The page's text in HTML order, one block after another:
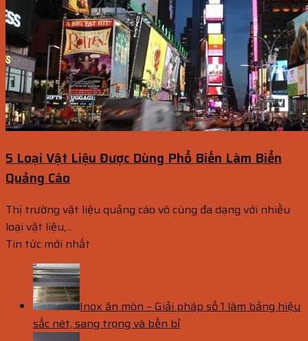
5 Loại Vật Liệu Được Dùng Phổ Biến Làm Biển
Quảng Cáo
Thị trường vật liệu quảng cáo vô cùng đa dạng với nhiều
loại vật liệu,...
Tin tức mới nhất
Inox ăn mòn – Giải pháp số 1 làm bảng hiệu
sắc nét, sang trọng và bền bỉ